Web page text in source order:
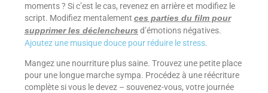
moments ? Si c’est le cas, revenez en arrière et modifiez le
script. Modifiez mentalement ces parties du film pour
supprimer les déclencheurs d’émotions négatives.
Ajoutez une musique douce pour réduire le stress.
Mangez une nourriture plus saine. Trouvez une petite place
pour une longue marche sympa. Procédez à une réécriture
complète si vous le devez – souvenez-vous, votre journée